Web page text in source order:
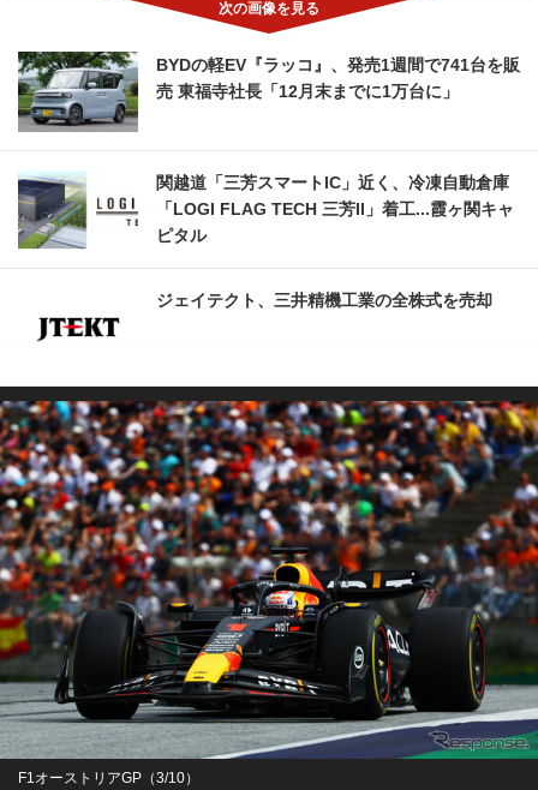
BYDの軽EV『ラッコ』、発売1週間で741台を販
売 東福寺社長「12月末までに1万台に」
関越道「三芳スマートIC」近く、冷凍自動倉庫
「LOGI FLAG TECH 三芳II」着工...霞ヶ関キャ
ピタル
ジェイテクト、三井精機工業の全株式を売却
F1オーストリアGP（3/10）